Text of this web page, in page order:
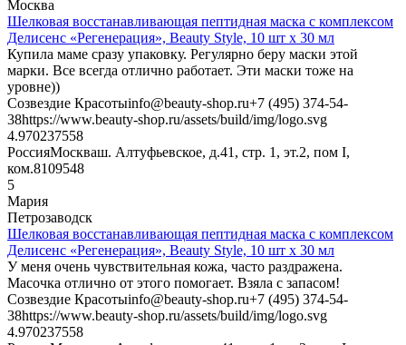
Москва
Шелковая восстанавливающая пептидная маска с комплексом
Делисенс «Регенерация», Beauty Style, 10 шт х 30 мл
Купила маме сразу упаковку. Регулярно беру маски этой
марки. Все всегда отлично работает. Эти маски тоже на
уровне))
Созвездие Красотыinfo@beauty-shop.ru+7 (495) 374-54-
38https://www.beauty-shop.ru/assets/build/img/logo.svg
4.970237558
РоссияМоскваш. Алтуфьевское, д.41, стр. 1, эт.2, пом I,
ком.8109548
5
Мария
Петрозаводск
Шелковая восстанавливающая пептидная маска с комплексом
Делисенс «Регенерация», Beauty Style, 10 шт х 30 мл
У меня очень чувствительная кожа, часто раздражена.
Масочка отлично от этого помогает. Взяла с запасом!
Созвездие Красотыinfo@beauty-shop.ru+7 (495) 374-54-
38https://www.beauty-shop.ru/assets/build/img/logo.svg
4.970237558